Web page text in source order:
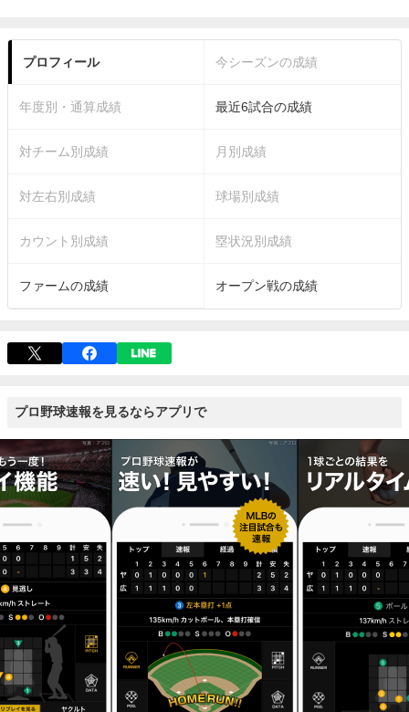
プロフィール 今シーズンの成績
年度別・通算成績 最近6試合の成績
対チーム別成績 月別成績
対左右別成績 球場別成績
カウント別成績 塁状況別成績
ファームの成績 オープン戦の成績
プロ野球速報を見るならアプリで